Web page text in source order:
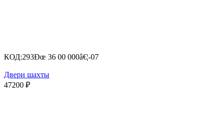
КОД:293Ðœ 36 00 000â€¦-07
Двери шахты
47200 ₽